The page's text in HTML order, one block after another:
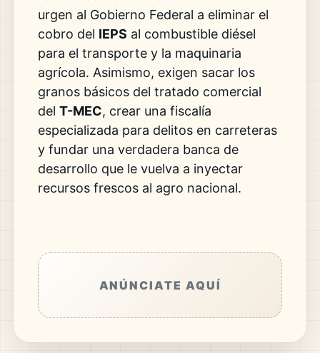
urgen al Gobierno Federal a eliminar el
cobro del IEPS al combustible diésel
para el transporte y la maquinaria
agrícola. Asimismo, exigen sacar los
granos básicos del tratado comercial
del T-MEC, crear una fiscalía
especializada para delitos en carreteras
y fundar una verdadera banca de
desarrollo que le vuelva a inyectar
recursos frescos al agro nacional.
ANÚNCIATE AQUÍ